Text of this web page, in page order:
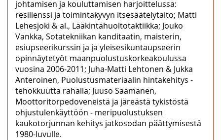
johtamisen ja kouluttamisen harjoittelussa:
resilienssi ja toimintakyvyn itsesäätelytaito; Matti
Lehesjoki & al., Lääkintähuoltotaktiikka; Jouko
Vankka, Sotatekniikan kanditaatin, maisterin,
esiupseerikurssin ja ja yleisesikuntaupseerin
opinnäytetyöt maanpuolustuskorkeakoulussa
vuosina 2006‒2011; Juha-Matti Lehtonen & Jukka
Anteroinen, Puolustusmateriaalin hintakehitys ‒
tehokkuutta rahalla; Juuso Säämänen,
Moottoritorpedoveneistä ja järeästä tykistöstä
ohjustulenkäyttöön ‒ meripuolustuksen
kaukotorjunnan kehitys jatkosodan päättymisestä
1980-luvulle.